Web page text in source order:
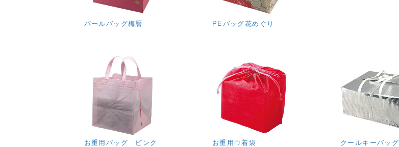
パールバッグ梅暦 PEバッグ花めぐり
お重用バッグ ピンク お重用巾着袋 クールキーバッグ